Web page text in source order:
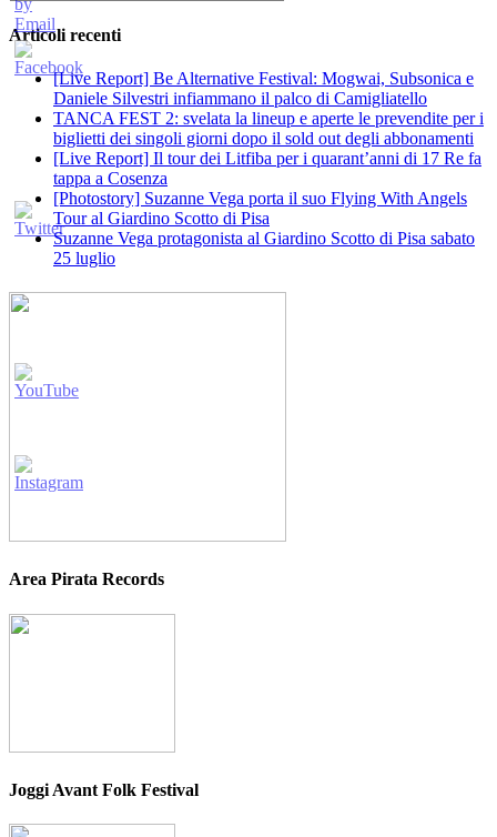
Articoli recenti
[Live Report] Be Alternative Festival: Mogwai, Subsonica e
Daniele Silvestri infiammano il palco di Camigliatello
TANCA FEST 2: svelata la lineup e aperte le prevendite per i
biglietti dei singoli giorni dopo il sold out degli abbonamenti
[Live Report] Il tour dei Litfiba per i quarant’anni di 17 Re fa
tappa a Cosenza
[Photostory] Suzanne Vega porta il suo Flying With Angels
Tour al Giardino Scotto di Pisa
Suzanne Vega protagonista al Giardino Scotto di Pisa sabato
25 luglio
Area Pirata Records
Joggi Avant Folk Festival